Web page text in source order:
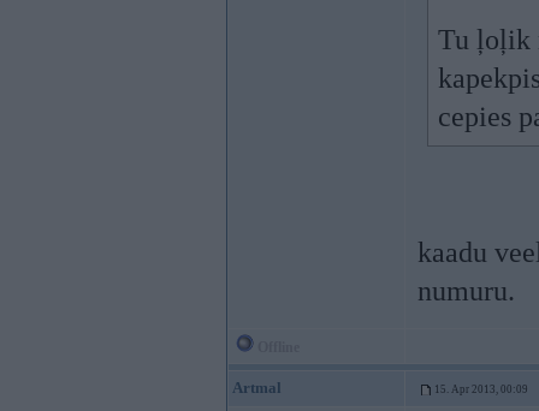
Tu ļoļik
cepies
kaadu
numuru.
Artmal 15. Apr 2013, 00:09